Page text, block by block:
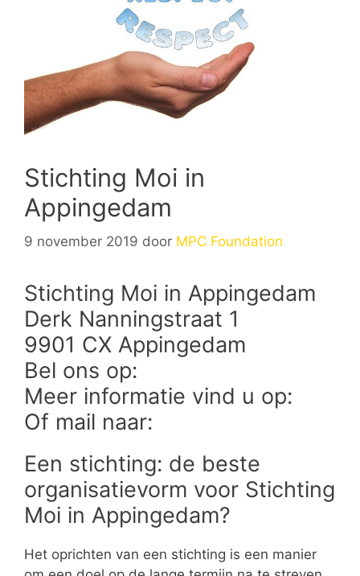
Stichting Moi in
Appingedam
9 november 2019 door MPC Foundation
Stichting Moi in Appingedam
Derk Nanningstraat 1
9901 CX Appingedam
Bel ons op:
Meer informatie vind u op:
Of mail naar:
Een stichting: de beste
organisatievorm voor Stichting
Moi in Appingedam?
Het oprichten van een stichting is een manier